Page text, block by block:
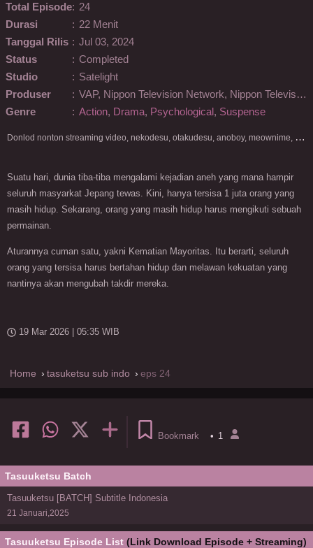
Total Episode: 24
Durasi
: 22 Menit
Tanggal Rilis : Jul 03, 2024
Status
: Completed
Studio
: Satelight
Produser
:
VAP, Nippon Television Network, Nippon Television Music, BS NTV, Marui Group, COMICSMART, NetEase, Team Kawadon
Genre
: Action, Drama, Psychological , Suspense
D
onlod nonton streaming video, nekodesu, otakudesu, anoboy, meownime, anitoki, meguminime, melody, oploverz, anoboy, nimegami, unduh, riie net, drivenime, myanimelist, MAL, kusonime, neonime, bstation, maxnime, Netflix, animeindo, anichin, crunchyroll, neonime, samehadaku, streaming, otakupoi, awsubs, anibatch, anikyojin, nekonime, kurogaze, zippyshare, vidio google drive, Muse Indonesia, kazefuri, iQIYI, Viu, Ani-One Asia, Animenonton, Otaku desu, Mangaku, Anibatch,Vidio, Genflix, Amazon Prime Video, 3GP, Mp4, 240p, Terlengkap.
Suatu hari, dunia tiba-tiba mengalami kejadian aneh yang mana hampir
seluruh masyarkat Jepang tewas. Kini, hanya tersisa 1 juta orang yang
masih hidup. Sekarang, orang yang masih hidup harus mengikuti sebuah
permainan.
Aturannya cuman satu, yakni Kematian Mayoritas. Itu berarti, seluruh
orang yang tersisa harus bertahan hidup dan melawan kekuatan yang
nantinya akan mengubah takdir mereka.
19 Mar 2026 | 05:35 WIB
Home tasuketsu sub indo eps 24
Bookmark • 1
Tasuuketsu Batch
Tasuuketsu [BATCH] Subtitle Indonesia
21 Januari,2025
Tasuuketsu Episode List (Link Download Episode + Streaming)